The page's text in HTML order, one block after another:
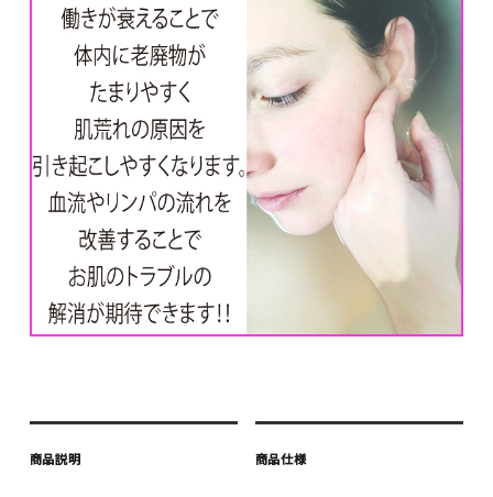
商品説明 商品仕様